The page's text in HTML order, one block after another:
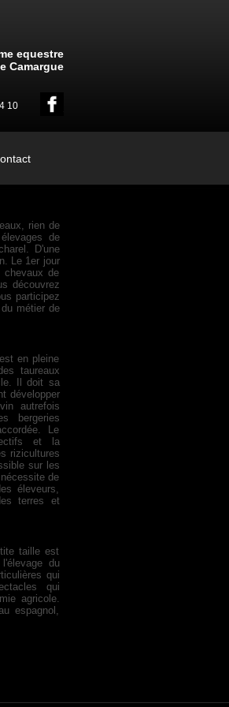
equestre
Camargue
10
rien de
de
D'une
Le 1er jour
de
découvrez
participez
métier de
en pleine
taureaux
Il doit sa
développer
autrefois
bergeries
Le
et la
rizicultures
sur les
de
éleveurs,
terres et
taille est
du
qui
qui
agricole.
espagnol,